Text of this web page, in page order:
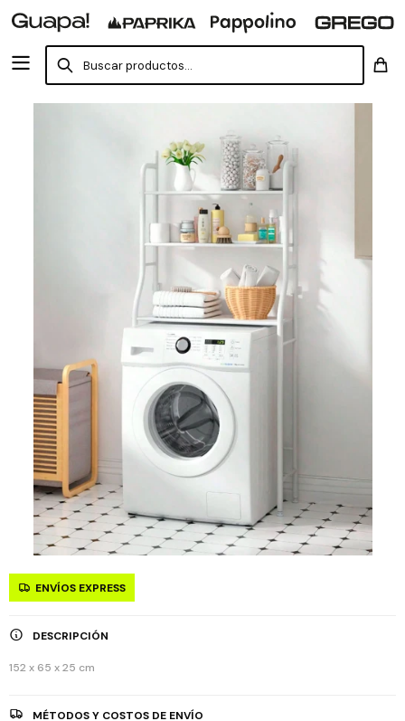
ENVÍOS EXPRESS
DESCRIPCIÓN
152 x 65 x 25 cm
MÉTODOS Y COSTOS DE ENVÍO